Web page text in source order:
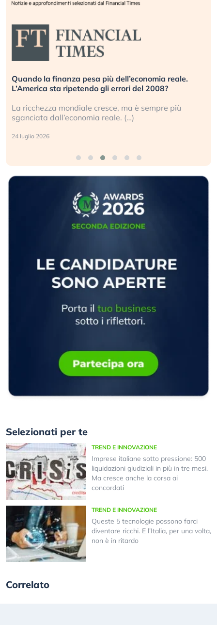
Quando la finanza pesa più dell’economia reale.
L’America sta ripetendo gli errori del 2008?
La ricchezza mondiale cresce, ma è sempre più
sganciata dall’economia reale. (…)
24 luglio 2026
Selezionati per te
TREND E INNOVAZIONE
Imprese italiane sotto pressione: 500
liquidazioni giudiziali in più in tre mesi.
Ma cresce anche la corsa ai
concordati
TREND E INNOVAZIONE
Queste 5 tecnologie possono farci
diventare ricchi. E l’Italia, per una volta,
non è in ritardo
Correlato